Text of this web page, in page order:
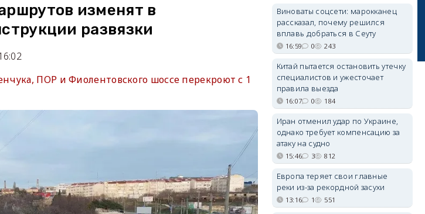
изменят в
развязки
ПОР и Фиолентовского шоссе перекроют с 1
Виноваты соцсети: марокканец
рассказал, почему решился
вплавь добраться в Сеуту
16:59 0 243
Китай пытается остановить утечку
специалистов и ужесточает
правила выезда
16:07 0 184
Иран отменил удар по Украине,
однако требует компенсацию за
атаку на судно
15:46 3 812
Европа теряет свои главные
реки из-за рекордной засухи
13:16 1 551